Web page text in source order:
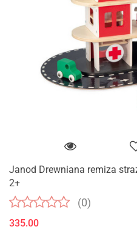
Janod Drewniana remiza
2+
(0)
335.00